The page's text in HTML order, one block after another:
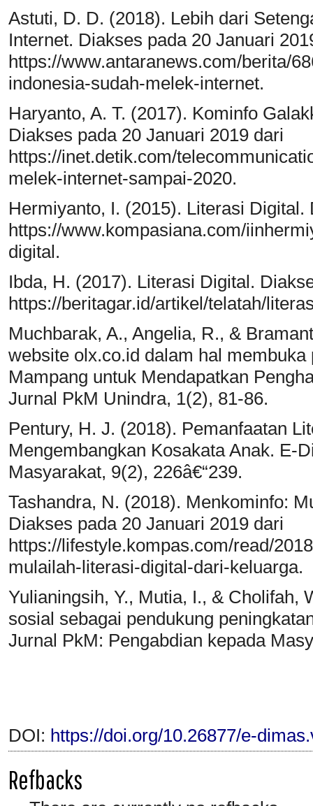
Astuti, D. D. (2018). Lebih dari
Internet. Diakses pada 20 Januari
https://www.antaranews.com/berita/
indonesia-sudah-melek-internet.
Haryanto, A. T. (2017). Kominfo
Diakses pada 20 Januari 2019 dari
https://inet.detik.com/
melek-internet-sampai-2020.
Hermiyanto, I. (2015). Literasi
https://www.kompasiana.com/
digital.
Ibda, H. (2017). Literasi Digital.
https://beritagar.id/artikel/telatah/
Muchbarak, A., Angelia, R., &
website olx.co.id dalam hal
Mampang untuk Mendapatkan
Jurnal PkM Unindra, 1(2), 81-86.
Pentury, H. J. (2018). Pemanfaatan
Mengembangkan Kosakata Anak. E-
Masyarakat, 9(2), 226â€“239.
Tashandra, N. (2018). Menkominfo:
Diakses pada 20 Januari 2019 dari
https://lifestyle.kompas.com/read/
mulailah-literasi-digital-dari-keluarga.
Yulianingsih, Y., Mutia, I., & Cholifah,
sosial sebagai pendukung
Jurnal PkM: Pengabdian kepada
DOI: https://doi.org/10.26877/e-
Refbacks